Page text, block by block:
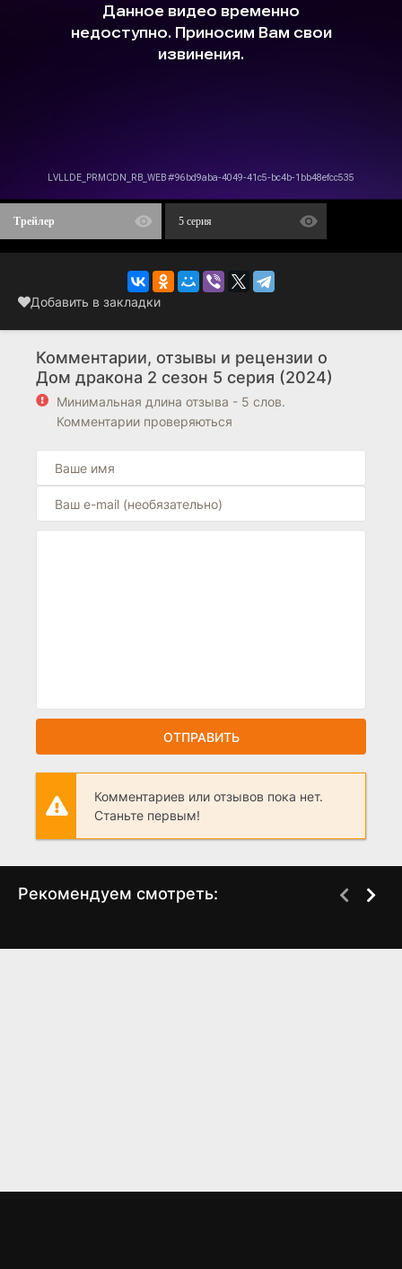
Трейлер 5 серия
Добавить в закладки
Комментарии, отзывы и рецензии о
Дом дракона 2 сезон 5 серия (2024)
Минимальная длина отзыва - 5 слов.
Комментарии проверяються
ОТПРАВИТЬ
Комментариев или отзывов пока нет.
Станьте первым!
Рекомендуем смотреть: